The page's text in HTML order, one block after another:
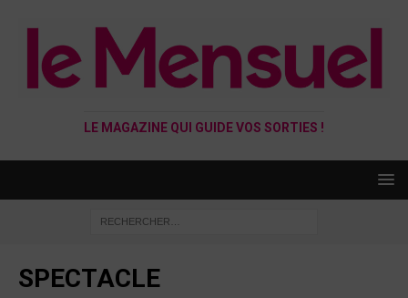
LE MAGAZINE QUI GUIDE VOS SORTIES !
SPECTACLE